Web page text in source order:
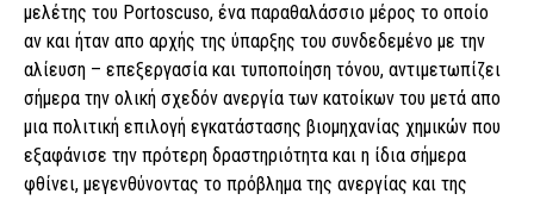
μελέτης του Portoscuso, ένα παραθαλάσσιο μέρος το οποίο
αν και ήταν απο αρχής της ύπαρξης του συνδεδεμένο με την
αλίευση – επεξεργασία και τυποποίηση τόνου, αντιμετωπίζει
σήμερα την ολική σχεδόν ανεργία των κατοίκων του μετά απο
μια πολιτική επιλογή εγκατάστασης βιομηχανίας χημικών που
εξαφάνισε την πρότερη δραστηριότητα και η ίδια σήμερα
φθίνει, μεγενθύνοντας το πρόβλημα της ανεργίας και της